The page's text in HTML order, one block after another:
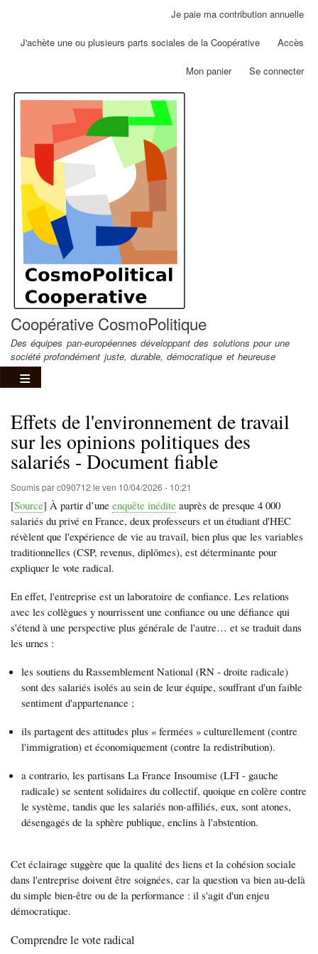
Aller
contenu
Je paie ma contribution annuelle
J'achète une ou plusieurs parts sociales de la Coopérative Accès
Mon panier Se connecter
Coopérative CosmoPolitique
Des équipes pan-européennes développant des solutions pour une
société profondément juste, durable, démocratique et heureuse
Effets de l'environnement de travail
sur les opinions politiques des
salariés - Document fiable
Soumis parc090712 le ven 10/04/2026 - 10:21
[Source] À partir d’une enquête inédite auprès de presque 4 000
salariés du privé en France, deux professeurs et un étudiant d'HEC
révèlent que l'expérience de vie au travail, bien plus que les variables
traditionnelles (CSP, revenus, diplômes), est déterminante pour
expliquer le vote radical.
En effet, l'entreprise est un laboratoire de confiance. Les relations
avec les collègues y nourrissent une confiance ou une défiance qui
s'étend à une perspective plus générale de l'autre… et se traduit dans
les urnes :
les soutiens du Rassemblement National (RN - droite radicale)
sont des salariés isolés au sein de leur équipe, souffrant d'un faible
sentiment d'appartenance ;
ils partagent des attitudes plus « fermées » culturellement (contre
l'immigration) et économiquement (contre la redistribution).
a contrario, les partisans La France Insoumise (LFI - gauche
radicale) se sentent solidaires du collectif, quoique en colère contre
le système, tandis que les salariés non-affiliés, eux, sont atones,
désengagés de la sphère publique, enclins à l'abstention.
Cet éclairage suggère que la qualité des liens et la cohésion sociale
dans l'entreprise doivent être soignées, car la question va bien au-delà
du simple bien-être ou de la performance : il s'agit d'un enjeu
démocratique.
Comprendre le vote radical